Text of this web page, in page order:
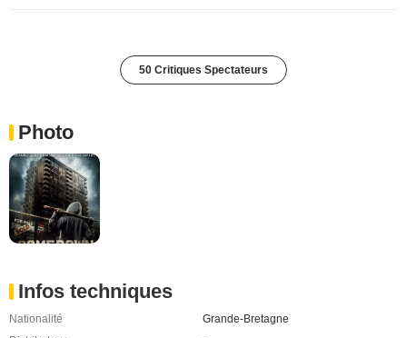
50 Critiques Spectateurs
Photo
Infos techniques
Nationalité
Grande-Bretagne